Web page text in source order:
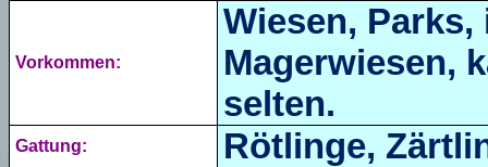
Vorkommen:
Wiesen,
Magerwiesen,
selten.
Gattung: Rötlinge,